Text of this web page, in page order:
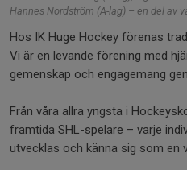
Hannes Nordström (A-lag) – en del av
Hos IK Huge Hockey förenas
Vi är en levande förening med
gemenskap och engagemang
Från våra allra yngsta i
framtida SHL-spelare – varje
utvecklas och känna sig som en